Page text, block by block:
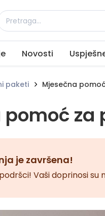
Novosti
paketi Mjesečna
pomoć
je završena!
Vaši doprinosi